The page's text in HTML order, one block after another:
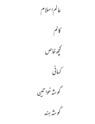
عالم اسلام
کالم
کچھ خاص
کہانی
گوشہ خواتین
گوشہ ہند